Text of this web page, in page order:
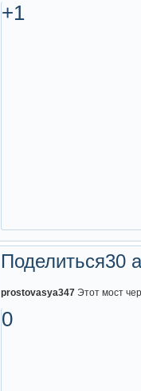
+1
Поделиться30
prostovasya347 Этот мост
0